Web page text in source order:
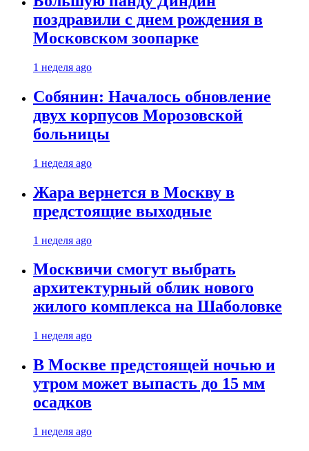
поздравили с днем рождения в
Московском зоопарке
1 неделя ago
Собянин: Началось обновление
двух корпусов Морозовской
больницы
1 неделя ago
Жара вернется в Москву в
предстоящие выходные
1 неделя ago
Москвичи смогут выбрать
архитектурный облик нового
жилого комплекса на Шаболовке
1 неделя ago
В Москве предстоящей ночью и
утром может выпасть до 15 мм
осадков
1 неделя ago